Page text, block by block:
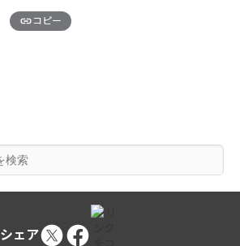
コピー
シェア